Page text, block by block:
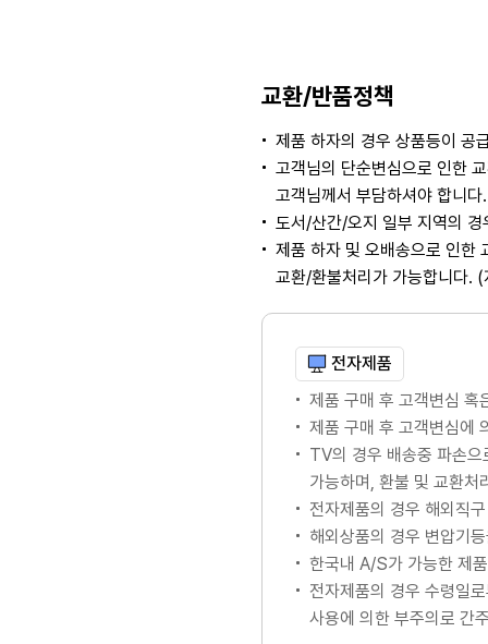
교환/반품정책
제품 하자의 경우 상품등이 공
고객님의 단순변심으로 인한
고객님께서 부담하셔야 합니
도서/산간/오지 일부 지역의
제품 하자 및 오배송으로 인한
교환/환불처리가 가능합니다.
전자제품
제품 구매 후 고객변심 혹
제품 구매 후 고객변심에
TV의 경우 배송중 파손
가능하며, 환불 및 교환처
전자제품의 경우 해외직
해외상품의 경우 변압기
한국내 A/S가 가능한 제
전자제품의 경우 수령일
사용에 의한 부주의로 간